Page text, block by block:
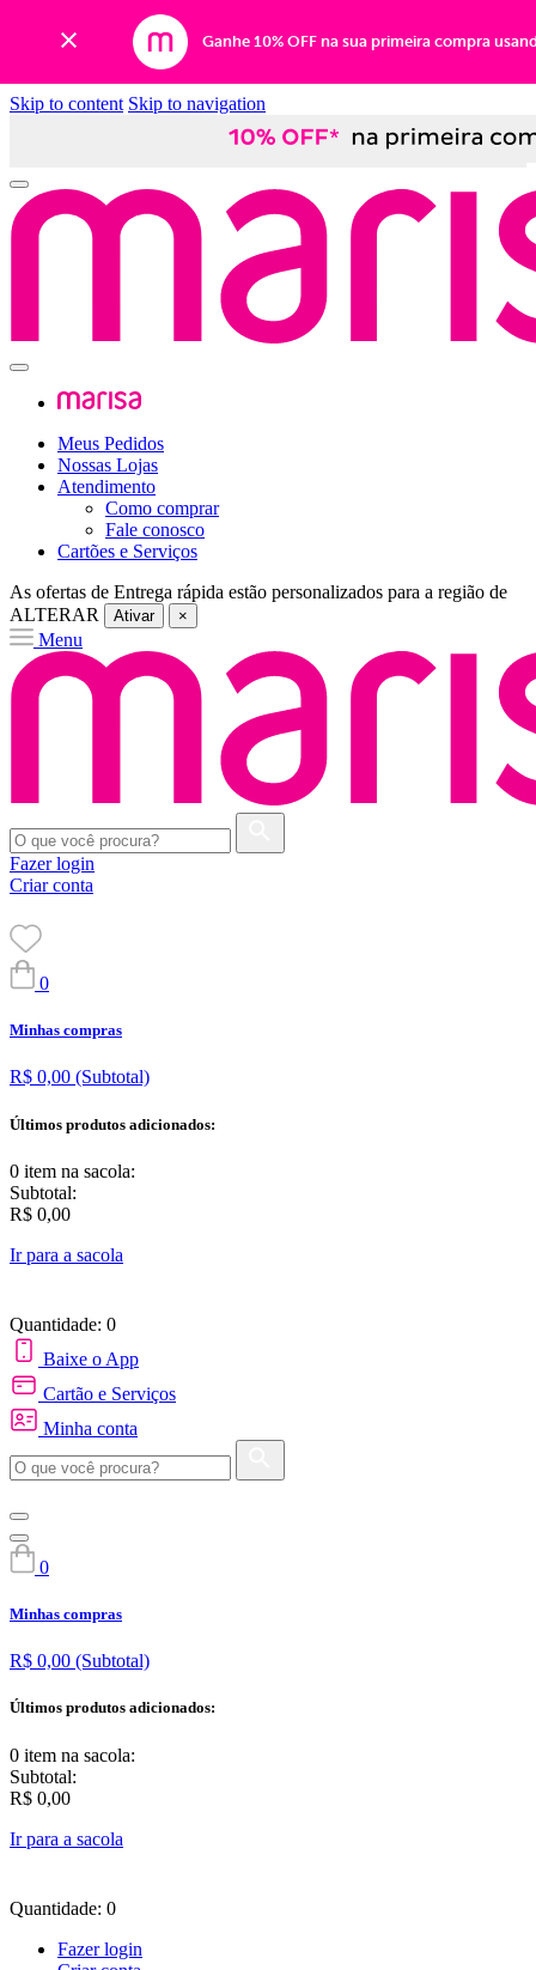
Ganhe 10% OFF na sua primeira compra
Skip to content Skip to navigation
Meus Pedidos
Nossas Lojas
Atendimento
Como comprar
Fale conosco
Cartões e Serviços
As ofertas de Entrega rápida estão personalizados para a região de
ALTERAR
Ativar ×
Menu
Fazer login
Criar conta
0
Minhas compras
R$ 0,00 (Subtotal)
Últimos produtos adicionados:
0 item na sacola:
Subtotal:
R$ 0,00
Ir para a sacola
Quantidade: 0
Baixe o App
Cartão e Serviços
Minha conta
0
Minhas compras
R$ 0,00 (Subtotal)
Últimos produtos adicionados:
0 item na sacola:
Subtotal:
R$ 0,00
Ir para a sacola
Quantidade: 0
Fazer login